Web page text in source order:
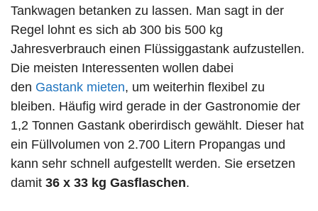
Tankwagen betanken zu lassen. Man sagt in der
Regel lohnt es sich ab 300 bis 500 kg
Jahresverbrauch einen Flüssiggastank aufzustellen.
Die meisten Interessenten wollen dabei
den Gastank mieten, um weiterhin flexibel zu
bleiben. Häufig wird gerade in der Gastronomie der
1,2 Tonnen Gastank oberirdisch gewählt. Dieser hat
ein Füllvolumen von 2.700 Litern Propangas und
kann sehr schnell aufgestellt werden. Sie ersetzen
damit 36 x 33 kg Gasflaschen.